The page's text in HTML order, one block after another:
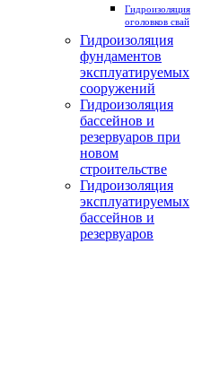
Гидроизоляция
оголовков свай
Гидроизоляция
фундаментов
эксплуатируемых
сооружений
Гидроизоляция
бассейнов и
резервуаров при
новом
строительстве
Гидроизоляция
эксплуатируемых
бассейнов и
резервуаров